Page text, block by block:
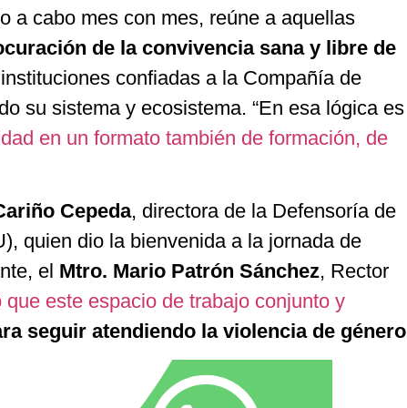
a cabo mes con mes, reúne a aquellas
de la convivencia sana y libre de
confiadas a la Compañía de
su sistema y ecosistema. “En esa lógica es
en un formato también de formación, de
Cepeda, directora de la Defensoría de
quien dio la bienvenida a la jornada de
el Mtro. Mario Patrón Sánchez, Rector
que este espacio de trabajo conjunto y
seguir atendiendo la violencia de género